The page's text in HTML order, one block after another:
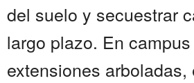
del suelo y secuestrar
largo plazo. En
extensiones arboladas,